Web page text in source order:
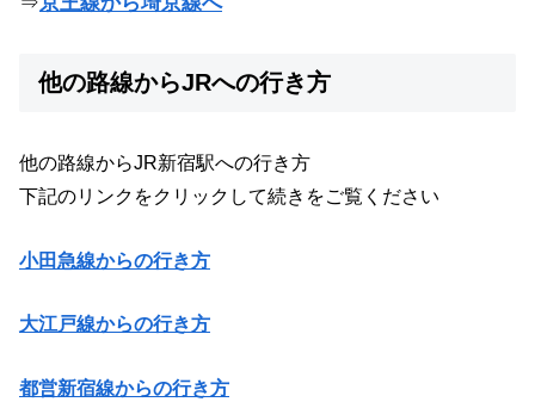
他の路線からJRへの行き方
他の路線からJR新宿駅への行き方
下記のリンクをクリックして続きをご覧ください
小田急線からの行き方
大江戸線からの行き方
都営新宿線からの行き方